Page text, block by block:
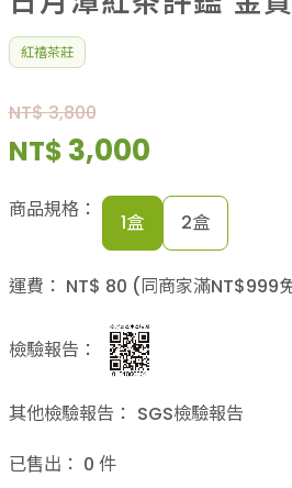
日月潭紅茶評鑑 金質
NT$ 3,800
1盒 2盒